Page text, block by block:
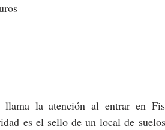
la atención al entrar en
es el sello de un local de